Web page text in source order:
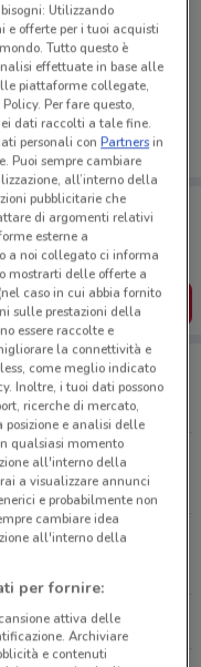
con te!
dei negozi vicino a te,
risparmio, comodamente
L’APP
Lodigiano
i negozi Iperfamila
Utilizzando
e offerte per i tuoi acquisti
Tutto questo è
effettuate in base alle
piattaforme collegate,
Per fare questo,
dati raccolti a tale fine.
personali conPartnersin
Puoi sempre cambiare
all’interno della
pubblicitarie che
di argomenti relativi
esterne a
a noi collegato ci informa
mostrarti delle offerte a
caso in cui abbia fornito
sulle prestazioni della
essere raccolte e
la connettività e
come meglio indicato
Inoltre, i tuoi dati possono
ricerche di mercato,
e analisi delle
qualsiasi momento
all'interno della
a visualizzare annunci
e probabilmente non
cambiare idea
all'interno della
per fornire:
attiva delle
Archiviare
e contenuti